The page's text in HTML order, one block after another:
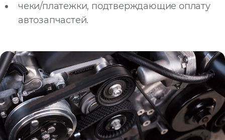
чеки/платежки, подтверждающие оплату
автозапчастей.